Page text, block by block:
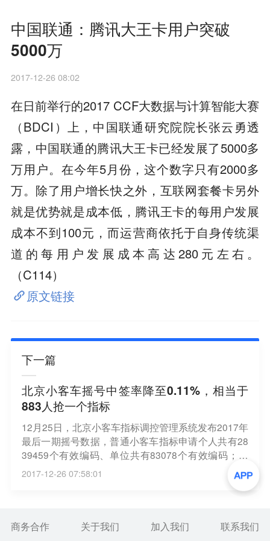
中国联通：腾讯大王卡用户突破
5000万
2017-12-26 08:02
在日前举行的2017 CCF大数据与计算智能大赛
（BDCI）上，中国联通研究院院长张云勇透
露，中国联通的腾讯大王卡已经发展了5000多
万用户。在今年5月份，这个数字只有2000多
万。除了用户增长快之外，互联网套餐卡另外
就是优势就是成本低，腾讯王卡的每用户发展
成本不到100元，而运营商依托于自身传统渠
道的每用户发展成本高达280元左右。
（C114）
原文链接
下一篇
北京小客车摇号中签率降至0.11%，相当于
883人抢一个指标
12月25日，北京小客车指标调控管理系统发布2017年
最后一期摇号数据，普通小客车指标申请个人共有28
39459个有效编码、单位共有83078个有效编码；示
范应用新能源小客车指标申请个人共有117678个有效
编码、单位共有6302个有效编码。统计显示，2017年
最后一期摇号中签率约为0.11%，相当于883人抢一个
2017-12-26 07:58:01
商务合作 关于我们 加入我们 联系我们